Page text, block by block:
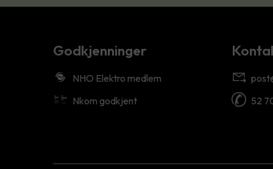
Godkjenninger
NHO Elektro medlem
Nkom godkjent
52